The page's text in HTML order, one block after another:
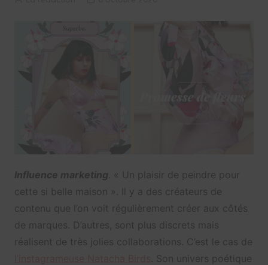
Influence marketing . « Un plaisir de peindre pour
cette si belle maison ». Il y a des créateurs de
contenu que l’on voit régulièrement créer aux côtés
de marques. D’autres, sont plus discrets mais
réalisent de très jolies collaborations. C’est le cas de
. Son univers poétique